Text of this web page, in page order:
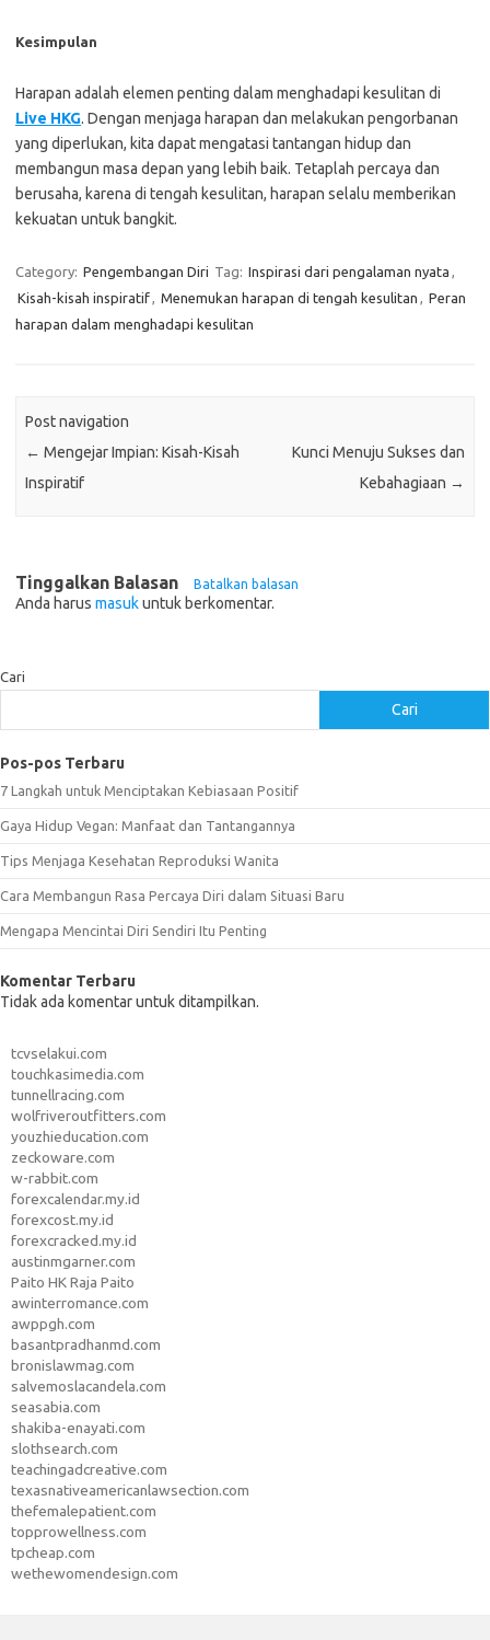
Kesimpulan
Harapan adalah elemen penting dalam menghadapi kesulitan di
Live HKG. Dengan menjaga harapan dan melakukan pengorbanan
yang diperlukan, kita dapat mengatasi tantangan hidup dan
membangun masa depan yang lebih baik. Tetaplah percaya dan
berusaha, karena di tengah kesulitan, harapan selalu memberikan
kekuatan untuk bangkit.
Category: Pengembangan Diri Tag: Inspirasi dari pengalaman nyata ,
Kisah-kisah inspiratif, Menemukan harapan di tengah kesulitan , Peran
harapan dalam menghadapi kesulitan
Post navigation
← Mengejar Impian: Kisah-Kisah
Inspiratif
Kunci Menuju Sukses dan
Kebahagiaan →
Tinggalkan Balasan Batalkan balasan
Anda harus masukuntuk berkomentar.
Cari
Cari
Pos-pos Terbaru
7 Langkah untuk Menciptakan Kebiasaan Positif
Gaya Hidup Vegan: Manfaat dan Tantangannya
Tips Menjaga Kesehatan Reproduksi Wanita
Cara Membangun Rasa Percaya Diri dalam Situasi Baru
Mengapa Mencintai Diri Sendiri Itu Penting
Komentar Terbaru
Tidak ada komentar untuk ditampilkan.
tcvselakui.com
touchkasimedia.com
tunnellracing.com
wolfriveroutfitters.com
youzhieducation.com
zeckoware.com
w-rabbit.com
forexcalendar.my.id
forexcost.my.id
forexcracked.my.id
austinmgarner.com
Paito HK Raja Paito
awinterromance.com
awppgh.com
basantpradhanmd.com
bronislawmag.com
salvemoslacandela.com
seasabia.com
shakiba-enayati.com
slothsearch.com
teachingadcreative.com
texasnativeamericanlawsection.com
thefemalepatient.com
topprowellness.com
tpcheap.com
wethewomendesign.com